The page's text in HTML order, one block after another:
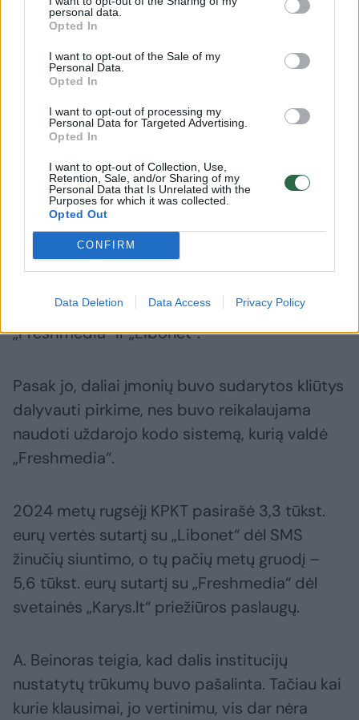
personal data.
Opted In
I want to opt-out of the Sale of my
Personal Data.
Opted In
I want to opt-out of processing my
Personal Data for Targeted Advertising.
Opted In
I want to opt-out of Collection, Use,
Retention, Sale, and/or Sharing of my
Personal Data that Is Unrelated with the
Purposes for which it was collected.
Opted Out
CONFIRM
Data Deletion Data Access Privacy Policy
tačiau KAM per Viešųjų pirkimų tarnybą
perdavė apie 10 punktų nurodymų
trūkumams šalinti pagal mano pranešime
nurodytas aplinkybes“, – sakė buvęs karys.
A. Beinoras 2024 metais kreipėsi į Krašto
apsaugos ministerijos Korupcijos prevencijos
ir tyrimų skyrių, nurodydamas, kad svetainės
„Karys.lt“ atnaujinimo ir SMS žinučių siuntimo
konkretiems tiekėjams – bendrovėms
„Freshmedia“ ir „Libonet“.
Pasak jo, daliai įmonių buvo sudarytos kliūtys
dalyvauti pirkime, nes buvo reikalaujama
naudoti uždarojo kodo sistemą, kurią valdė
„Freshmedia“.
2024 metų rugsėjį KPKT pasirašė 3,3 tūkst.
eurų vertės sutartį su „Libonet“ dėl SMS
žinučių siuntimo, o tų pačių metų gruodį –
5,6 tūkst. eurų sutartį su „Freshmedia“ dėl
svetainės „Karys.lt“ priežiūros paslaugų.
A. Beinoras teigia, kad dalis institucijų
nustatytų trūkumų buvo pašalinta. Tačiau kai
kurie klausimai, jo vertinimu, vis dar nėra